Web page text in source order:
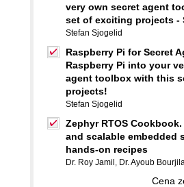
very own secret agent
set of exciting projects -
Stefan Sjogelid
Raspberry Pi for Secret
Raspberry Pi into your
agent toolbox with this
projects!
Stefan Sjogelid
Zephyr RTOS
and scalable embedded
hands-on recipes
Dr. Roy Jamil , Dr. Ayoub
Cena